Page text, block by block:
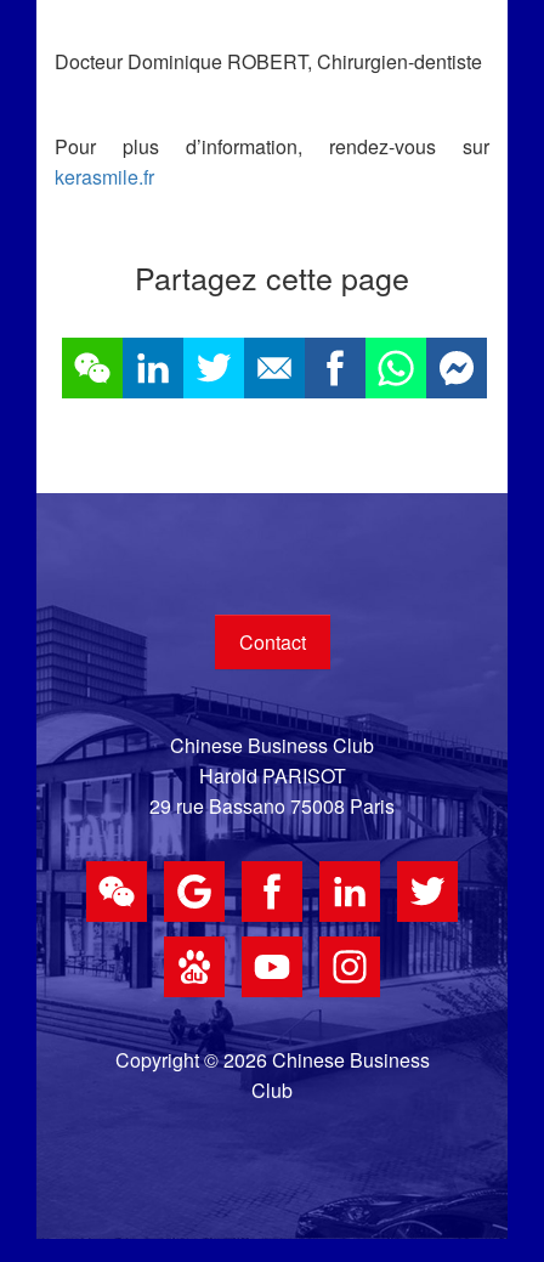
Docteur Dominique ROBERT, Chirurgien-dentiste
Pour plus d’information, rendez-vous sur
kerasmile.fr
Partagez cette page
Contact
Chinese Business Club
Harold PARISOT
29 rue Bassano 75008 Paris
Copyright © 2026 Chinese Business
Club